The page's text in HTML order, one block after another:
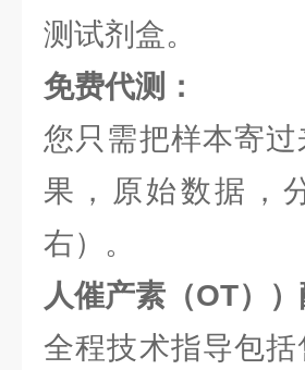
测试剂盒。
免费代测：
您只需把样本寄
果，原始数据，
右）。
人催产素（OT）
全程技术指导包